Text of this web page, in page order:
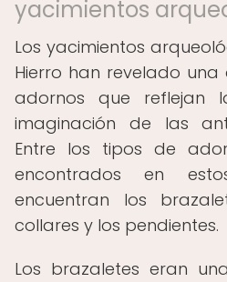
yacimientos
Los yacimientos
Hierro han revelado
adornos que reflejan
imaginación de las
Entre los tipos de
encontrados en
encuentran los
collares y los pendientes.
Los brazaletes eran